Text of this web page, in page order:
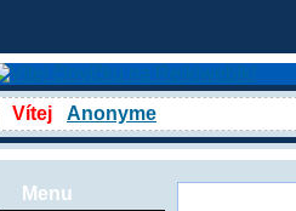
Vítej Anonyme
Menu